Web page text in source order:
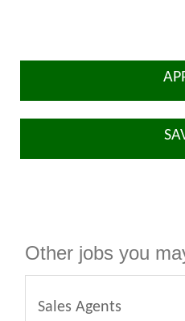
Other jobs you
Sales Agents